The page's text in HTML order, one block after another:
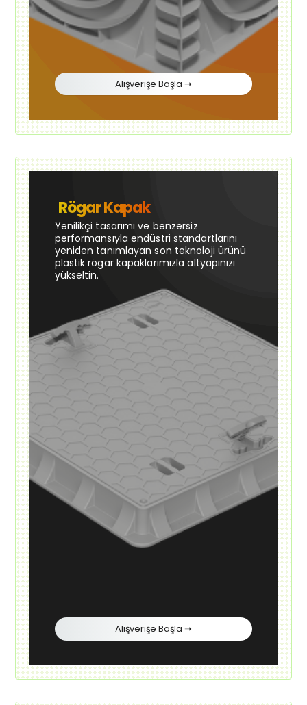
Alışverişe Başla ➝
Rögar Kapak
Yenilikçi tasarımı ve benzersiz
performansıyla endüstri standartlarını
yeniden tanımlayan son teknoloji ürünü
plastik rögar kapaklarımızla altyapınızı
yükseltin.
Alışverişe Başla ➝